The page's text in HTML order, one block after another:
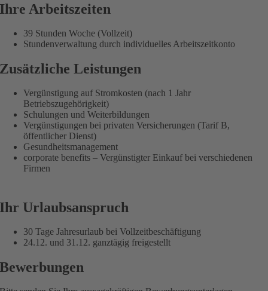
Ihre Arbeitszeiten
39 Stunden Woche (Vollzeit)
Stundenverwaltung durch individuelles Arbeitszeitkonto
Zusätzliche Leistungen
Vergünstigung auf Stromkosten (nach 1 Jahr
Betriebszugehörigkeit)
Schulungen und Weiterbildungen
Vergünstigungen bei privaten Versicherungen (Tarif B,
öffentlicher Dienst)
Gesundheitsmanagement
corporate benefits – Vergünstigter Einkauf bei verschiedenen
Firmen
Ihr Urlaubsanspruch
30 Tage Jahresurlaub bei Vollzeitbeschäftigung
24.12. und 31.12. ganztägig freigestellt
Bewerbungen